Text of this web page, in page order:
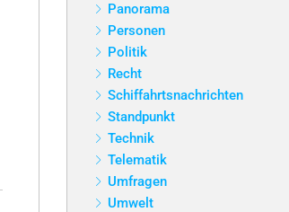
Panorama
Personen
Politik
Recht
Schiffahrtsnachrichten
Standpunkt
Technik
Telematik
Umfragen
Umwelt